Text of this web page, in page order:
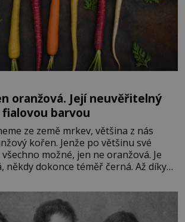
oranžová. Její neuvěřitelný
barvou
ze země mrkev, většina z nás
kořen. Jenže po většinu své
možné, jen ne oranžová. Je
někdy dokonce téměř černá. Až díky
zahradu ani nedokážeme představit.